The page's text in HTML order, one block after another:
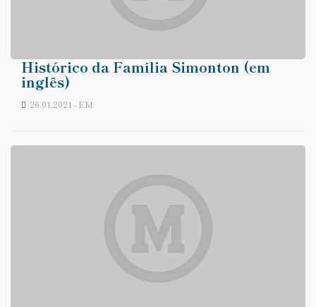
Histórico da Família Simonton (em
inglês)
26.01.2021 - EM